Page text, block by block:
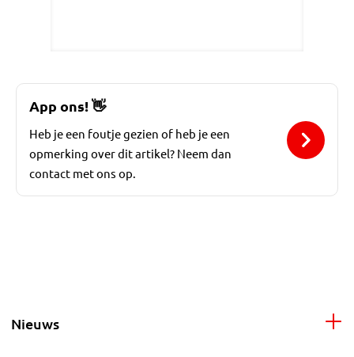
App ons!👋
Heb je een foutje gezien of heb je een
opmerking over dit artikel? Neem dan
contact met ons op.
Nieuws